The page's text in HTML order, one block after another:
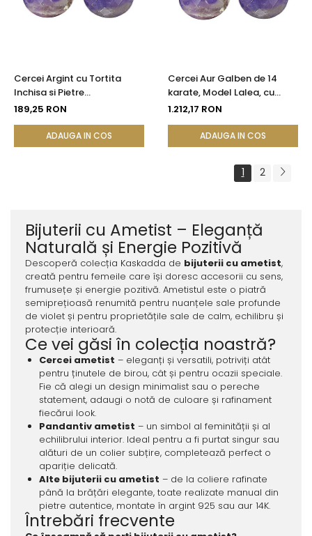
Cercei Argint cu Tortita
Inchisa si Pietre
Semipretioase Naturale de
189,25 RON
ADAUGA IN COS
Cercei Aur Galben de 14
karate, Model Lalea, cu
Pietre Semipretioase
Fatetat
1.212,17 RON
ADAUGA IN COS
1 2
Bijuterii cu Ametist – Eleganță
Naturală și Energie Pozitivă
Descoperă colecția Kaskadda de bijuterii cu ametist,
creată pentru femeile care își doresc accesorii cu sens,
frumusețe și energie pozitivă. Ametistul este o piatră
semiprețioasă renumită pentru nuanțele sale profunde
de violet și pentru proprietățile sale de calm, echilibru și
protecție interioară.
Ce vei găsi în colecția noastră?
Cercei ametist – eleganți și versatili, potriviți atât
pentru ținutele de birou, cât și pentru ocazii speciale.
Fie că alegi un design minimalist sau o pereche
statement, adaugi o notă de culoare și rafinament
fiecărui look.
Pandantiv ametist – un simbol al feminității și al
echilibrului interior. Ideal pentru a fi purtat singur sau
alături de un colier subțire, completează perfect o
apariție delicată.
Alte bijuterii cu ametist – de la coliere rafinate
până la brățări elegante, toate realizate manual din
pietre autentice, montate în argint 925 sau aur 14K.
Întrebări frecvente